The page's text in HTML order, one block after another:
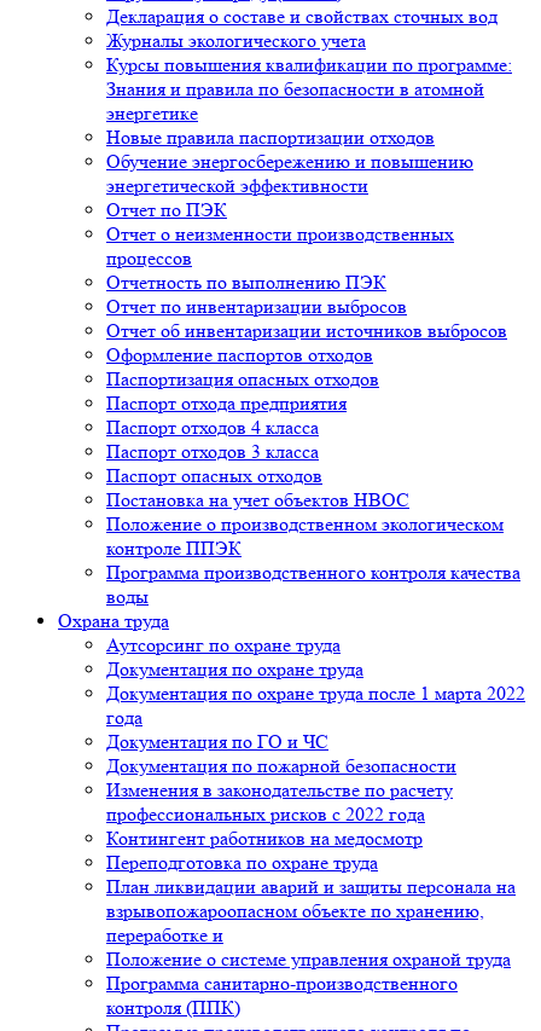
Декларация о составе и свойствах сточных вод
Журналы экологического учета
Курсы повышения квалификации по программе:
Знания и правила по безопасности в атомной
энергетике
Новые правила паспортизации отходов
Обучение энергосбережению и повышению
энергетической эффективности
Отчет по ПЭК
Отчет о неизменности производственных
процессов
Отчетность по выполнению ПЭК
Отчет по инвентаризации выбросов
Отчет об инвентаризации источников выбросов
Оформление паспортов отходов
Паспортизация опасных отходов
Паспорт отхода предприятия
Паспорт отходов 4 класса
Паспорт отходов 3 класса
Паспорт опасных отходов
Постановка на учет объектов НВОС
Положение о производственном экологическом
контроле ППЭК
Программа производственного контроля качества
воды
Охрана труда
Аутсорсинг по охране труда
Документация по охране труда
Документация по охране труда после 1 марта 2022
года
Документация по ГО и ЧС
Документация по пожарной безопасности
Изменения в законодательстве по расчету
профессиональных рисков с 2022 года
Контингент работников на медосмотр
Переподготовка по охране труда
План ликвидации аварий и защиты персонала на
взрывопожароопасном объекте по хранению,
переработке и
Положение о системе управления охраной труда
Программа санитарно-производственного
контроля (ППК)